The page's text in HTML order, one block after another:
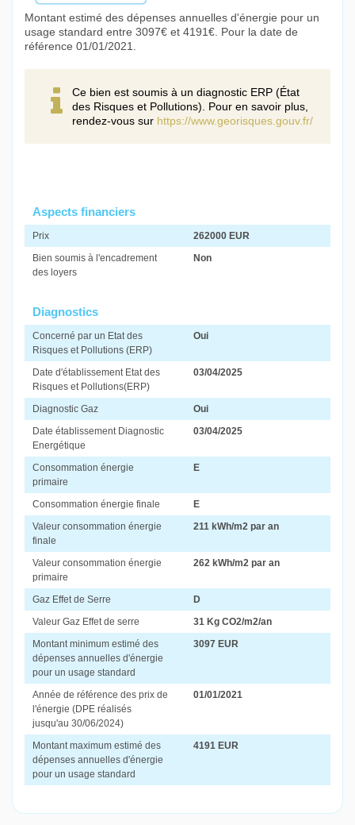
Montant estimé des dépenses annuelles d'énergie pour un
usage standard entre 3097€ et 4191€. Pour la date de
référence 01/01/2021.
Ce bien est soumis à un diagnostic ERP (État
des Risques et Pollutions). Pour en savoir plus,
rendez-vous sur https://www.georisques.gouv.fr/
Aspects financiers
Prix
262000 EUR
Bien soumis à l'encadrement
des loyers
Non
Diagnostics
Concerné par un Etat des
Risques et Pollutions (ERP)
Oui
Date d'établissement Etat des
Risques et Pollutions(ERP)
03/04/2025
Diagnostic Gaz
Oui
Date établissement Diagnostic
Energétique
03/04/2025
Consommation énergie
primaire
E
Consommation énergie finale
E
Valeur consommation énergie
finale
211 kWh/m2 par an
Valeur consommation énergie
primaire
262 kWh/m2 par an
Gaz Effet de Serre
D
Valeur Gaz Effet de serre
31 Kg CO2/m2/an
Montant minimum estimé des
dépenses annuelles d'énergie
pour un usage standard
3097 EUR
Année de référence des prix de
l'énergie (DPE réalisés
jusqu'au 30/06/2024)
01/01/2021
Montant maximum estimé des
dépenses annuelles d'énergie
pour un usage standard
4191 EUR